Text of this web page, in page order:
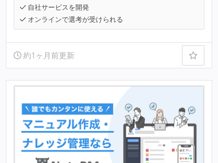
自社サービスを開発
オンラインで選考が受けられる
約1ヶ月前更新